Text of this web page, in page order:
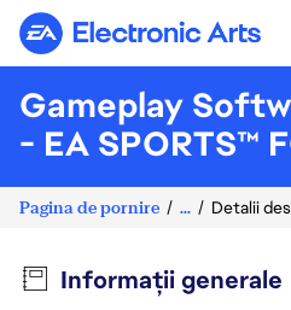
Electronic Arts
Gameplay
- EA SPORTS™
Pagina de pornire ... Detalii
Informații generale